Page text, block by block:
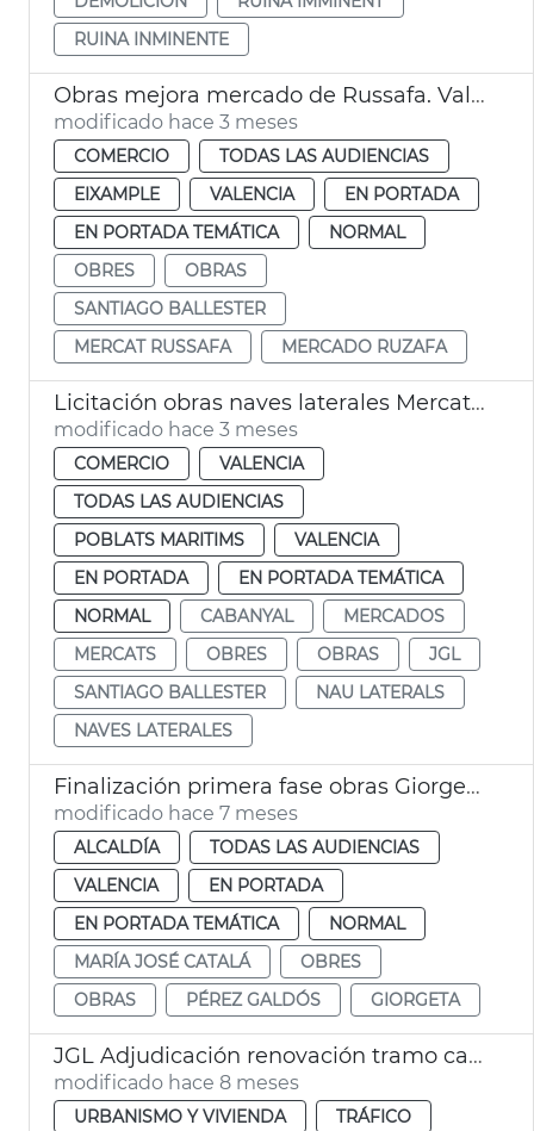
RUINA INMINENTE
Obras mejora mercado de Russafa. València
modificado hace 3 meses
COMERCIO
TODAS LAS AUDIENCIAS
EIXAMPLE
VALENCIA
EN PORTADA
EN PORTADA TEMÁTICA
NORMAL
OBRES
OBRAS
SANTIAGO BALLESTER
MERCAT RUSSAFA
MERCADO RUZAFA
Licitación obras naves laterales Mercat Cabanyal
modificado hace 3 meses
COMERCIO
VALENCIA
TODAS LAS AUDIENCIAS
POBLATS MARITIMS
VALENCIA
EN PORTADA
EN PORTADA TEMÁTICA
NORMAL
CABANYAL
MERCADOS
MERCATS
OBRES OBRAS
JGL
SANTIAGO BALLESTER
NAU LATERALS
NAVES LATERALES
Finalización primera fase obras Giorgeta y Pérez Galdós València
modificado hace 7 meses
ALCALDÍA
TODAS LAS AUDIENCIAS
VALENCIA
EN PORTADA
EN PORTADA TEMÁTICA
NORMAL
MARÍA JOSÉ CATALÁ
OBRES
OBRAS
PÉREZ GALDÓS GIORGETA
JGL Adjudicación renovación tramo calzada las Cortes Valencianas
modificado hace 8 meses
URBANISMO Y VIVIENDA
TRÁFICO